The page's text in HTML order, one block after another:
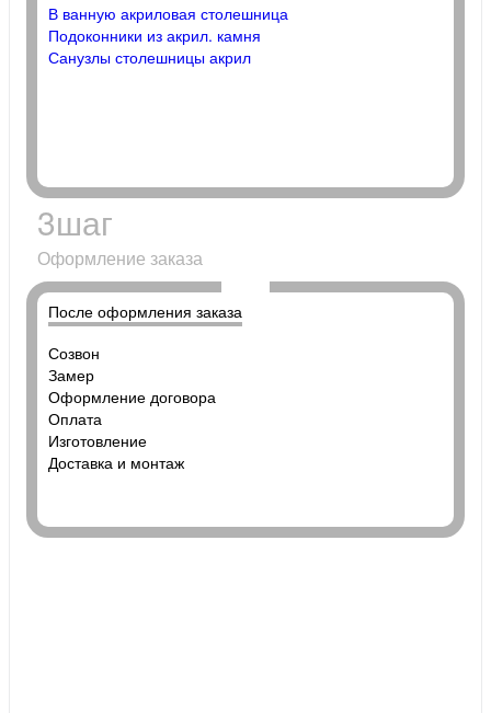
В ванную акриловая столешница
Подоконники из акрил. камня
Санузлы столешницы акрил
3шаг
Оформление заказа
После оформления заказа
Созвон
Замер
Оформление договора
Оплата
Изготовление
Доставка и монтаж